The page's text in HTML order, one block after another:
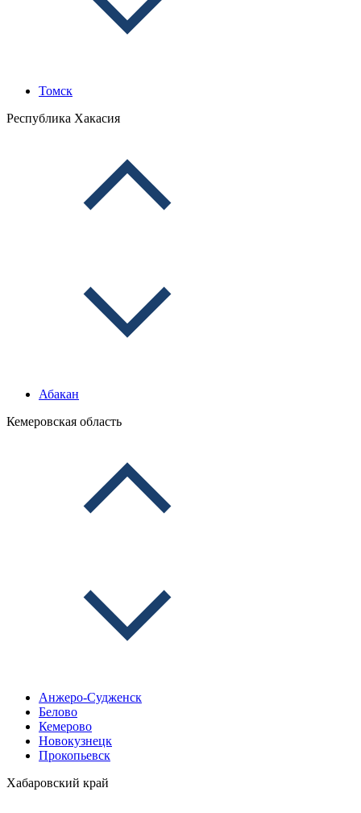
Томск
Республика Хакасия
Абакан
Кемеровская область
Анжеро-Судженск
Белово
Кемерово
Новокузнецк
Прокопьевск
Хабаровский край